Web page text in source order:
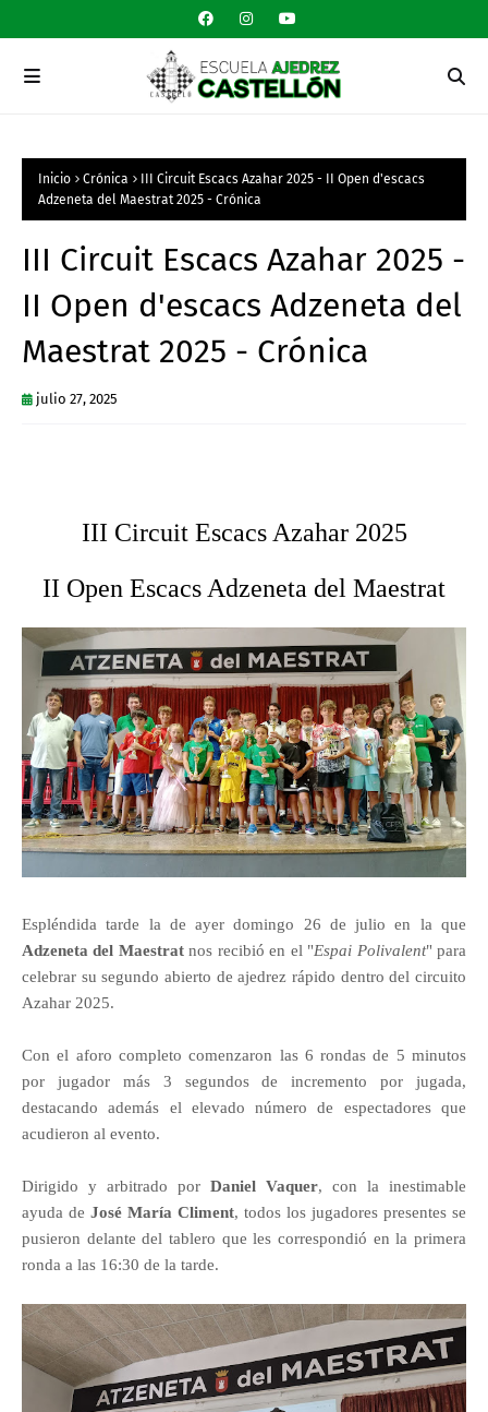
Inicio Crónica
III Circuit Escacs Azahar 2025 - II Open d'escacs
Adzeneta del Maestrat 2025 - Crónica
III Circuit Escacs Azahar 2025 -
II Open d'escacs Adzeneta del
Maestrat 2025 - Crónica
julio 27, 2025
III Circuit Escacs Azahar 2025
II Open Escacs Adzeneta del Maestrat
Espléndida tarde la de ayer domingo 26 de julio en la que
Adzeneta del Maestratnos recibió en el "Espai Polivalent" para
celebrar su segundo abierto de ajedrez rápido dentro del circuito
Azahar 2025.
Con el aforo completo comenzaron las 6 rondas de 5 minutos
por jugador más 3 segundos de incremento por jugada,
destacando además el elevado número de espectadores que
acudieron al evento.
Dirigido y arbitrado por Daniel Vaquer, con la inestimable
ayuda de José María Climent, todos los jugadores presentes se
pusieron delante del tablero que les correspondió en la primera
ronda a las 16:30 de la tarde.